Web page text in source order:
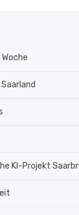
KI-Projekt